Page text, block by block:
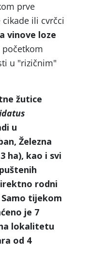
prve
ili cvrčci
vinove loze
u "rizičnim"
žutice
u
Železna
ha), kao i svi
rodni
Samo tijekom
je 7
lokalitetu
od 4